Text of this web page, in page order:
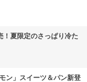
！夏限定のさっぱり冷た
ン」スイーツ＆パン新登